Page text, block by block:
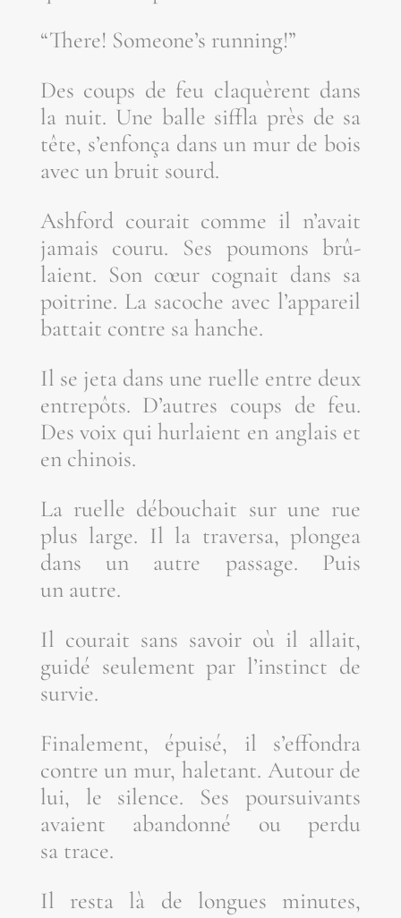
“There! Someo­ne’s running!”
Des coups de feu cla­quèrent dans
la nuit. Une balle sif­fla près de sa
tête, s’en­fon­ça dans un mur de bois
avec un bruit sourd.
Ash­ford cou­rait comme il n’a­vait
jamais cou­ru. Ses pou­mons brû­
laient. Son cœur cognait dans sa
poi­trine. La sacoche avec l’ap­pa­reil
bat­tait contre sa hanche.
Il se jeta dans une ruelle entre deux
entre­pôts. D’autres coups de feu.
Des voix qui hur­laient en anglais et
en chinois.
La ruelle débou­chait sur une rue
plus large. Il la tra­ver­sa, plon­gea
dans un autre pas­sage. Puis
un autre.
Il cou­rait sans savoir où il allait,
gui­dé seule­ment par l’ins­tinct de
survie.
Fina­le­ment, épui­sé, il s’ef­fon­dra
contre un mur, hale­tant. Autour de
lui, le silence. Ses pour­sui­vants
avaient aban­don­né ou per­du
sa trace.
Il res­ta là de longues minutes,